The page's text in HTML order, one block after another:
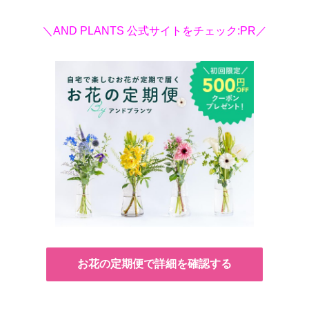
＼AND PLANTS 公式サイトをチェック:PR／
お花の定期便で詳細を確認する